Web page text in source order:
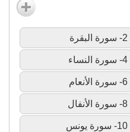
2- سورة البقرة
4- سورة النساء
6- سورة الأنعام
8- سورة الأنفال
10- سورة يونس